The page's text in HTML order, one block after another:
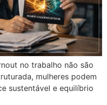
no trabalho não são
mulheres podem
sustentável e equilíbrio